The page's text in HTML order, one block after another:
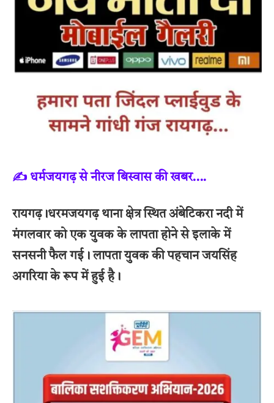
✍️ धर्मजयगढ़ से नीरज बिस्वास की खबर….
रायगढ़।धरमजयगढ़ थाना क्षेत्र स्थित अंबेटिकरा नदी में
मंगलवार को एक युवक के लापता होने से इलाके में
सनसनी फैल गई। लापता युवक की पहचान जयसिंह
अगरिया के रूप में हुई है।